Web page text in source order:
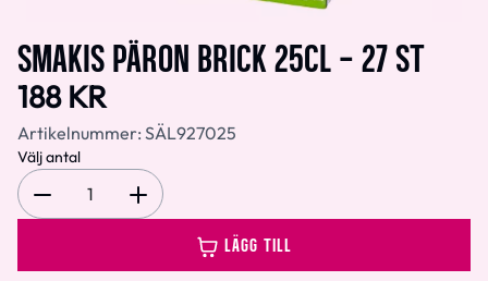
SMAKIS PÄRON BRICK 25CL - 27 ST
188 KR
Artikelnummer: SÄL927025
Välj antal
1
LÄGG TILL